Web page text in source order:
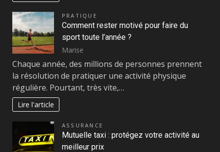
PRATIQUE
Comment rester motivé pour faire du
sport toute l’année ?
Marise
Chaque année, des millions de personnes prennent
la résolution de pratiquer une activité physique
régulière. Pourtant, très vite,…
Lire l'article
ASSURANCE
Mutuelle taxi : protégez votre activité au
meilleur prix